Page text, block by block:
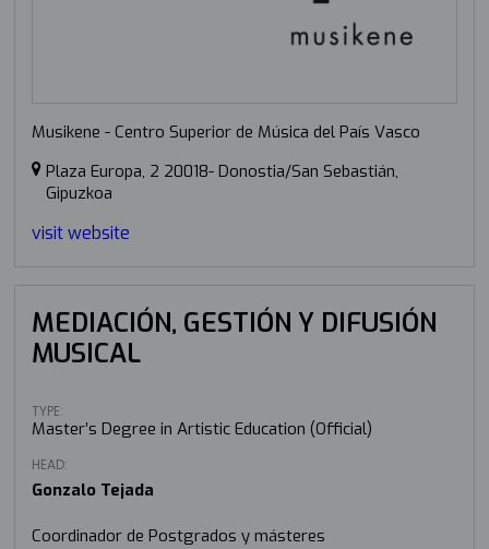
Musikene - Centro Superior de Música del País Vasco
Plaza Europa, 2 20018- Donostia/San Sebastián,
Gipuzkoa
visit website
MEDIACIÓN, GESTIÓN Y DIFUSIÓN
MUSICAL
TYPE:
Master’s Degree in Artistic Education (Official)
HEAD:
Gonzalo Tejada
Coordinador de Postgrados y másteres